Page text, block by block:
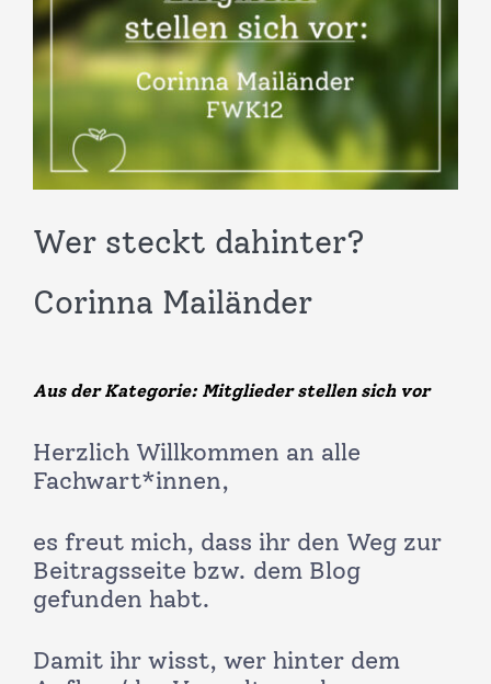
Infos & Links
Kontakt
Wer steckt dahinter?
Corinna Mailänder
Aus der Kategorie: Mitglieder stellen sich vor
Herzlich Willkommen an alle
Fachwart*innen,
es freut mich, dass ihr den Weg zur
Beitragsseite bzw. dem Blog
gefunden habt.
Damit ihr wisst, wer hinter dem